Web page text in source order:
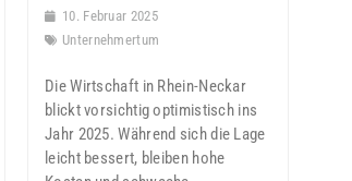
10. Februar 2025
Unternehmertum
Die Wirtschaft in Rhein-Neckar
blickt vorsichtig optimistisch ins
Jahr 2025. Während sich die Lage
leicht bessert, bleiben hohe